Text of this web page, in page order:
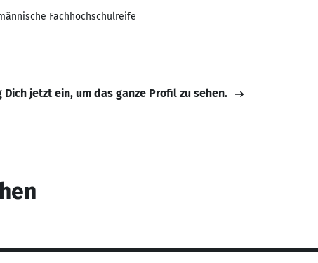
Fachhochschulreife
Dich jetzt ein, um das ganze Profil zu sehen.